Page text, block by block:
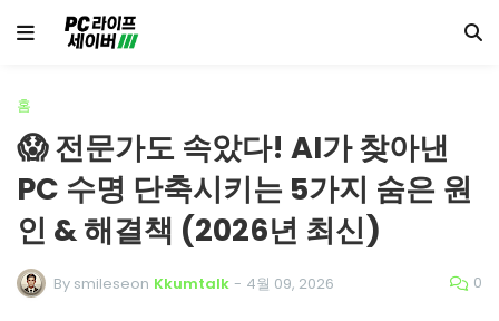
홈
😱 전문가도 속았다! AI가 찾아낸
PC 수명 단축시키는 5가지 숨은 원
인 & 해결책 (2026년 최신)
By smileseon Kkumtalk - 4월 09, 2026 0